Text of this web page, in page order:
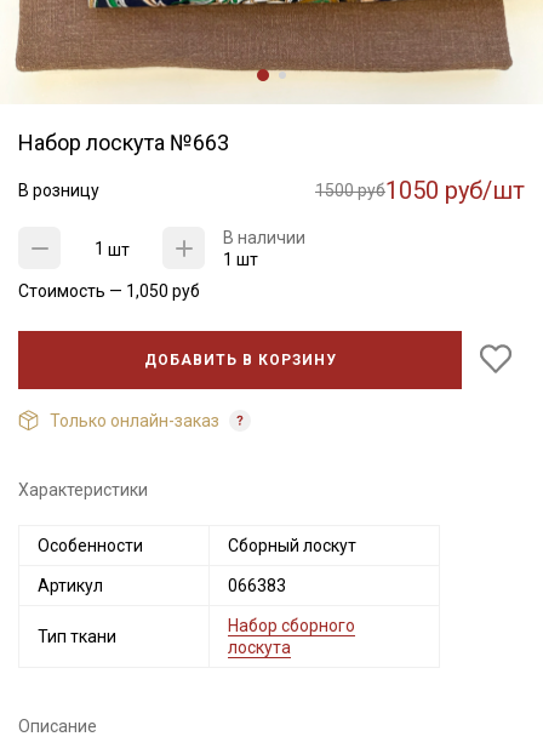
Набор лоскута №663
В розницу 1500 руб1050 руб/шт
шт
В наличии
1 шт
Стоимость — 1,050 руб
ДОБАВИТЬ В КОРЗИНУ
Только онлайн-заказ
Характеристики
Особенности Сборный лоскут
Артикул 066383
Тип ткани
Набор сборного
лоскута
Описание
промокоды и скидки до 30% на узкие
категории тканей